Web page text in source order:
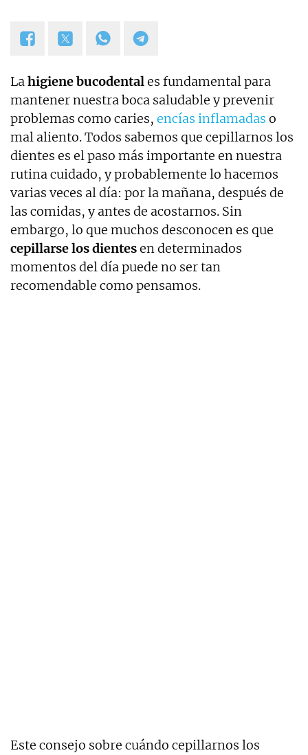
Lahigiene bucodentales fundamental para
mantener nuestra boca saludable y prevenir
problemas como caries, encías inflamadas o
mal aliento. Todos sabemos que cepillarnos los
dientes es el paso más importante en nuestra
rutina cuidado, y probablemente lo hacemos
varias veces al día: por la mañana, después de
las comidas, y antes de acostarnos. Sin
embargo, lo que muchos desconocen es que
cepillarse los dientesen determinados
momentos del día puede no ser tan
recomendable como pensamos.
Este consejo sobre cuándo cepillarnos los